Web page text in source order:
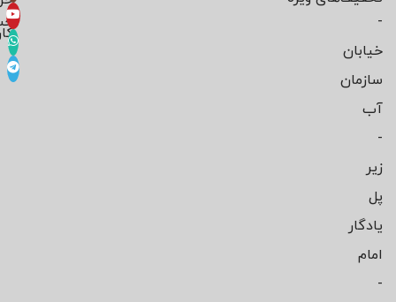
-
خیابان
سازمان
آب
-
زیر
پل
یادگار
امام
-